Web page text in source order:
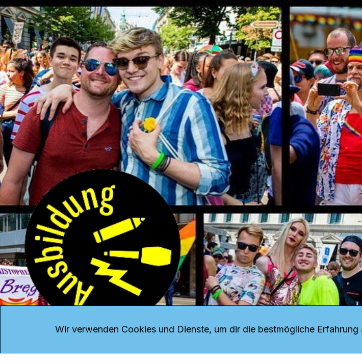
Die Veranstalter*innen desZurichPride Festivalssind
wegen des Ausfalls diverser Events zutiefst
bedrückt. Sie schauen aber dafür schon weit voraus
in die Zukunft. Der Grossteil der queeren
Einzelpersonen ist über die Absage sehr enttäuscht,
hat diese aber erwartet. Sie erzählen, was die Pride
für sie überhaupt bedeutet.
Klicke
hier, um die ganze Schwerpunksendung
zum ZurichPride Festival zu hören.
KONTAKT
Rohrerstrasse 20
Tel.062 834 90 81
Empfang
Netiquette
Wir verwenden Cookies und Dienste, um dir die bestmögliche